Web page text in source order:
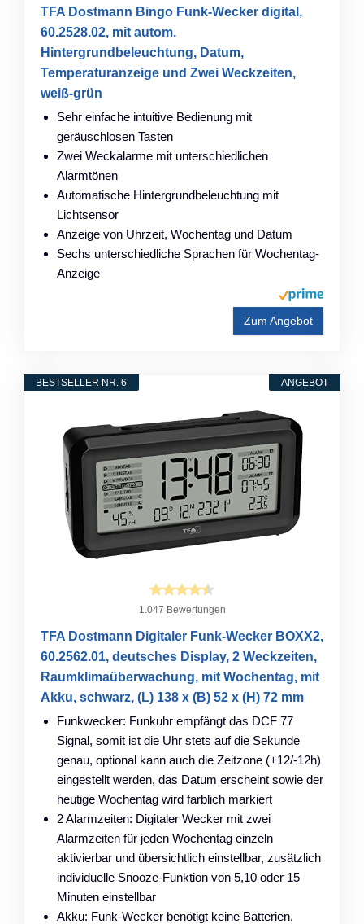
TFA Dostmann Bingo Funk-Wecker digital,
60.2528.02, mit autom.
Hintergrundbeleuchtung, Datum,
Temperaturanzeige und Zwei Weckzeiten,
weiß-grün
Sehr einfache intuitive Bedienung mit
geräuschlosen Tasten
Zwei Weckalarme mit unterschiedlichen
Alarmtönen
Automatische Hintergrundbeleuchtung mit
Lichtsensor
Anzeige von Uhrzeit, Wochentag und Datum
Sechs unterschiedliche Sprachen für Wochentag-
Anzeige
Zum Angebot
ANGEBOT
BESTSELLER NR. 6
1.047 Bewertungen
TFA Dostmann Digitaler Funk-Wecker BOXX2,
60.2562.01, deutsches Display, 2 Weckzeiten,
Raumklimaüberwachung, mit Wochentag, mit
Akku, schwarz, (L) 138 x (B) 52 x (H) 72 mm
Funkwecker: Funkuhr empfängt das DCF 77
Signal, somit ist die Uhr stets auf die Sekunde
genau, optional kann auch die Zeitzone (+12/-12h)
eingestellt werden, das Datum erscheint sowie der
heutige Wochentag wird farblich markiert
2 Alarmzeiten: Digitaler Wecker mit zwei
Alarmzeiten für jeden Wochentag einzeln
aktivierbar und übersichtlich einstellbar, zusätzlich
individuelle Snooze-Funktion von 5,10 oder 15
Minuten einstellbar
Akku: Funk-Wecker benötigt keine Batterien,